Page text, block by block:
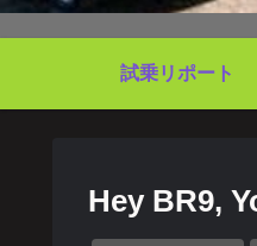
試乗リポート
Hey BR9,